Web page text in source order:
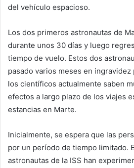
del vehículo espacioso.
Los dos primeros astronautas de
durante unos 30 días y luego
tiempo de vuelo. Estos dos
pasado varios meses en
los científicos actualmente saben
efectos a largo plazo de los viajes
estancias en Marte.
Inicialmente, se espera que las
por un período de tiempo limitado.
astronautas de la ISS han